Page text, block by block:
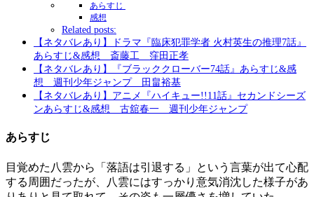
あらすじ
感想
Related posts:
【ネタバレあり】ドラマ『臨床犯罪学者 火村英生の推理7話』
あらすじ&感想 斎藤工 窪田正孝
【ネタバレあり】『ブラッククローバー74話』あらすじ&感
想 週刊少年ジャンプ 田畠裕基
【ネタバレあり】アニメ『ハイキュー!!11話』セカンドシーズ
ンあらすじ&感想 古舘春一 週刊少年ジャンプ
あらすじ
目覚めた八雲から「落語は引退する」という言葉が出て心配
する周囲だったが、八雲にはすっかり意気消沈した様子があ